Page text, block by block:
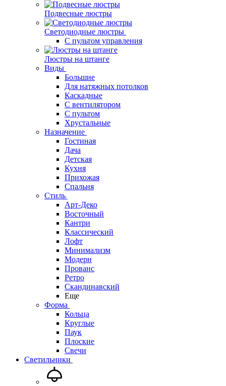
Подвесные люстры
Светодиодные люстры
С пультом управления
Люстры на штанге
Виды
Большие
Для натяжных потолков
Каскадные
С вентилятором
С пультом
Хрустальные
Назначение
Гостиная
Дача
Детская
Кухня
Прихожая
Спальня
Стиль
Арт-Деко
Восточный
Кантри
Классический
Лофт
Минимализм
Модерн
Прованс
Ретро
Скандинавский
Еще
Форма
Кольца
Круглые
Паук
Плоские
Свечи
Светильники